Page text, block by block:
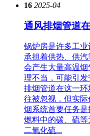
16 2025-04
通风排烟管道
锅炉房是许多工业
承担着供热、供
会产生大量高温
理不当，可能引
排烟管道在这一
往被忽视，但实
烟系统首要任务是
燃料中的碳、硫等
二氧化硫...